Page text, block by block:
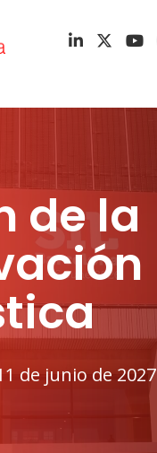
de la
de junio de 2027